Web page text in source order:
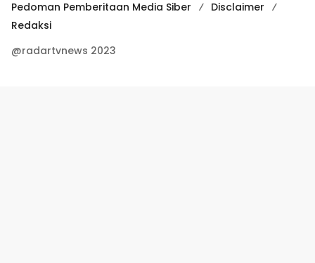
Pedoman Pemberitaan Media Siber
Disclaimer
Redaksi
@radartvnews 2023